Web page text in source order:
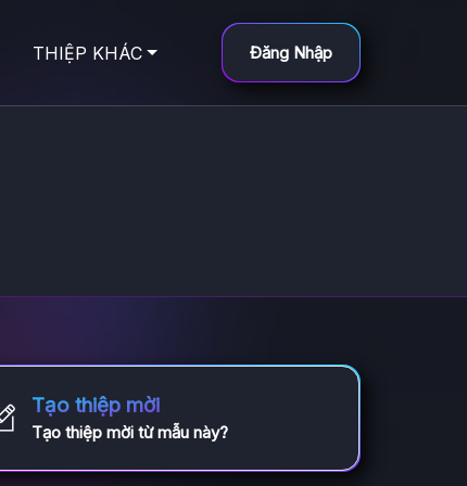
THIỆP KHÁC Đăng Nhập
Tạo thiệp mời
Tạo thiệp mời từ mẫu này?